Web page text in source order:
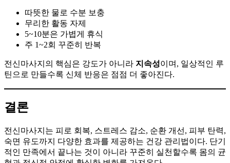
따뜻한 물로 수분 보충
무리한 활동 자제
5~10분은 가볍게 휴식
주 1~2회 꾸준히 반복
전신마사지의 핵심은 강도가 아니라 지속성이며, 일상적인 루
틴으로 만들수록 신체 반응은 점점 더 좋아진다.
결론
전신마사지는 피로 회복, 스트레스 감소, 순환 개선, 피부 탄력,
숙면 유도까지 다양한 효과를 제공하는 건강 관리법이다. 단기
적인 만족에서 끝나는 것이 아니라 꾸준히 실천할수록 몸의 균